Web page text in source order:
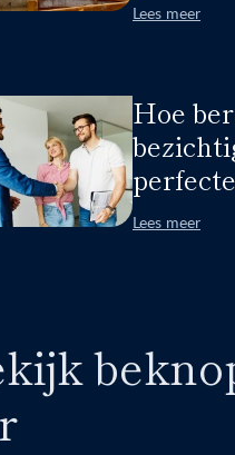
Lees meer
Hoe
Lees meer